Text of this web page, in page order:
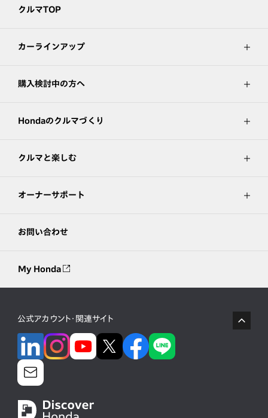
クルマTOP
カーラインアップ
購入検討中の方へ
Hondaのクルマづくり
クルマと楽しむ
オーナーサポート
お問い合わせ
My Honda
公式アカウント・関連サイト